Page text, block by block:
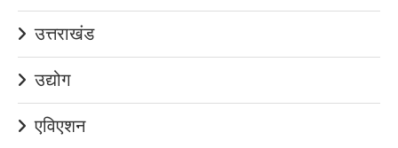
उत्तराखंड
उद्योग
एविएशन